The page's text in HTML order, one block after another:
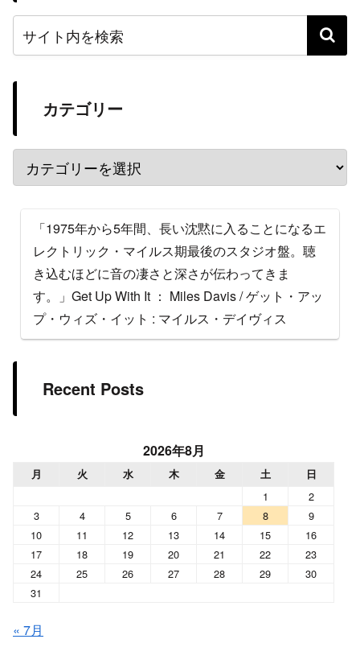
カテゴリー
「1975年から5年間、長い沈黙に入ることになるエ
レクトリック・マイルス期最後のスタジオ盤。聴
き込むほどに音の凄さと深さが伝わってきま
す。」Get Up With It ： Miles Davis / ゲット・アッ
プ・ウィズ・イット : マイルス・デイヴィス
Recent Posts
2026年8月
月 火 水 木 金 土 日
1
2
3
4 5 6 7 8
9
10
11 12 13 14 15
16
17
18 19 20 21 22
23
24
25 26 27 28 29
30
31
« 7月